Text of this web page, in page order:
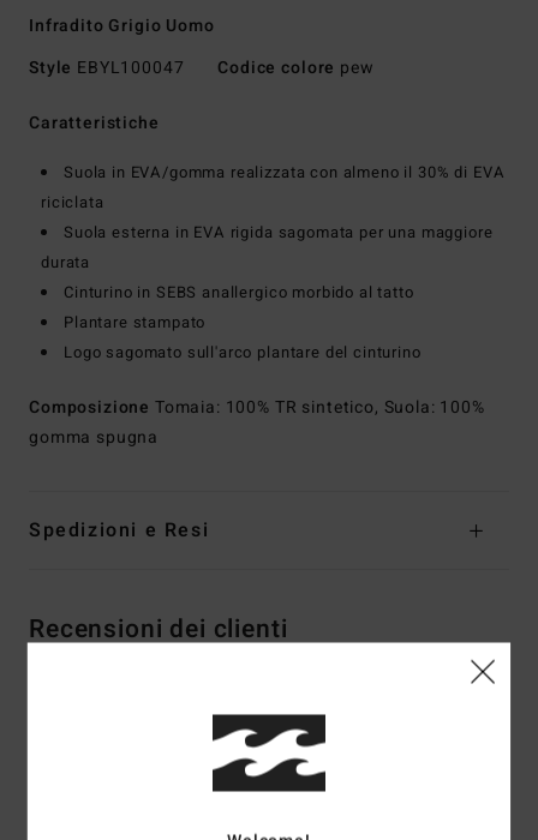
Infradito Grigio Uomo
Style EBYL100047 Codice colore pew
Caratteristiche
Suola in EVA/gomma realizzata con almeno il 30% di EVA
riciclata
Suola esterna in EVA rigida sagomata per una maggiore
durata
Cinturino in SEBS anallergico morbido al tatto
Plantare stampato
Logo sagomato sull'arco plantare del cinturino
Composizione Tomaia: 100% TR sintetico, Suola: 100%
gomma spugna
Spedizioni e Resi
Recensioni dei clienti
Punteggio medio
4.0/5